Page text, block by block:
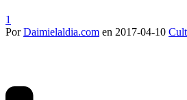
1
PorDaimielaldia.com en 2017-04-10